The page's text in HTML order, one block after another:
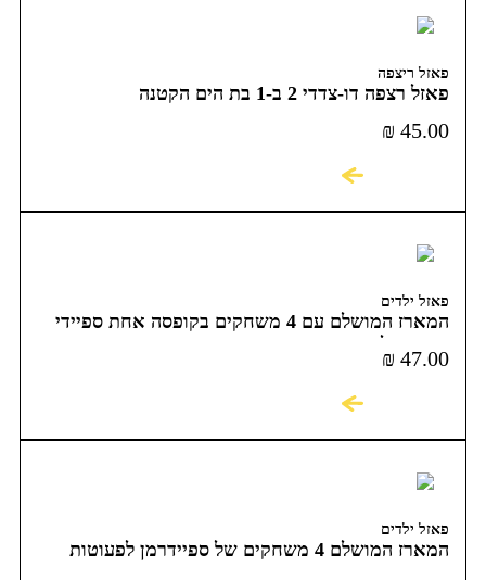
פאזל ריצפה
פאזל רצפה דו-צדדי 2 ב-1 בת הים הקטנה
₪ 45.00
פאזל ילדים
המארז המושלם עם 4 משחקים בקופסה אחת ספיידי
וחברים לפעוטות
₪ 47.00
פאזל ילדים
המארז המושלם 4 משחקים של ספיידרמן לפעוטות